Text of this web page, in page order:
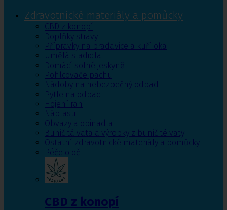
Zdravotnické materiály a pomůcky
CBD z konopí
Doplňky stravy
Přípravky na bradavice a kuří oka
Umělá sladidla
Domácí solné jeskyně
Pohlcovače pachu
Nádoby na nebezpečný odpad
Pytle na odpad
Hojení ran
Náplasti
Obvazy a obinadla
Buničitá vata a výrobky z buničité vaty
Ostatní zdravotnické materiály a pomůcky
Péče o oči
CBD z konopí